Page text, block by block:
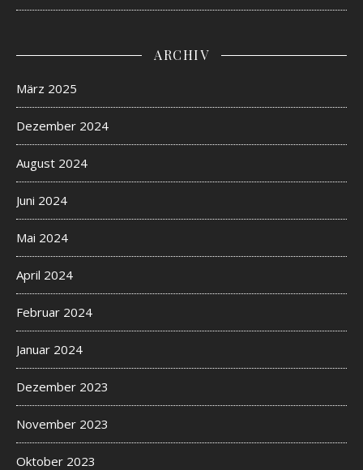
ARCHIV
März 2025
Dezember 2024
August 2024
Juni 2024
Mai 2024
April 2024
Februar 2024
Januar 2024
Dezember 2023
November 2023
Oktober 2023